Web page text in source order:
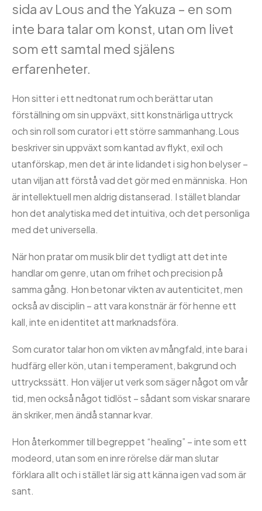
sida av Lous and the Yakuza – en som
inte bara talar om konst, utan om livet
som ett samtal med själens
erfarenheter.
Hon sitter i ett nedtonat rum och berättar utan
förställning om sin uppväxt, sitt konstnärliga uttryck
och sin roll som curator i ett större sammanhang.Lous
beskriver sin uppväxt som kantad av flykt, exil och
utanförskap, men det är inte lidandet i sig hon belyser –
utan viljan att förstå vad det gör med en människa. Hon
är intellektuell men aldrig distanserad. I stället blandar
hon det analytiska med det intuitiva, och det personliga
med det universella.
När hon pratar om musik blir det tydligt att det inte
handlar om genre, utan om frihet och precision på
samma gång. Hon betonar vikten av autenticitet, men
också av disciplin – att vara konstnär är för henne ett
kall, inte en identitet att marknadsföra.
Som curator talar hon om vikten av mångfald, inte bara i
hudfärg eller kön, utan i temperament, bakgrund och
uttryckssätt. Hon väljer ut verk som säger något om vår
tid, men också något tidlöst – sådant som viskar snarare
än skriker, men ändå stannar kvar.
Hon återkommer till begreppet “healing” – inte som ett
modeord, utan som en inre rörelse där man slutar
förklara allt och i stället lär sig att känna igen vad som är
sant.